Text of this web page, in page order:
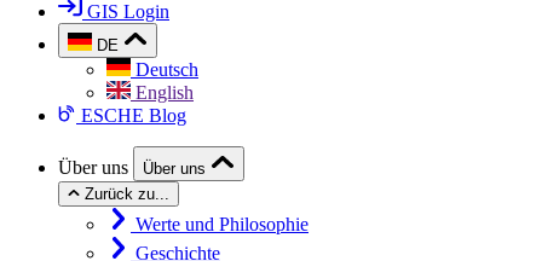
GIS Login
DE
Deutsch
English
ESCHE Blog
Über uns
Über uns
Zurück zu...
Werte und Philosophie
Geschichte